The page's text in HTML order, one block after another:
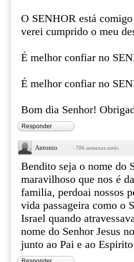
O SENHOR está
verei cumprido o meu
É melhor confiar no
É melhor confiar no
Bom dia Senhor!
Responder
Antonio · 706 semanas atrás
Bendito seja o nome do
maravilhoso que nos é
familia, perdoai nossos
vida passageira como o
Israel quando
nome do Senhor Jesus
junto ao Pai e ao